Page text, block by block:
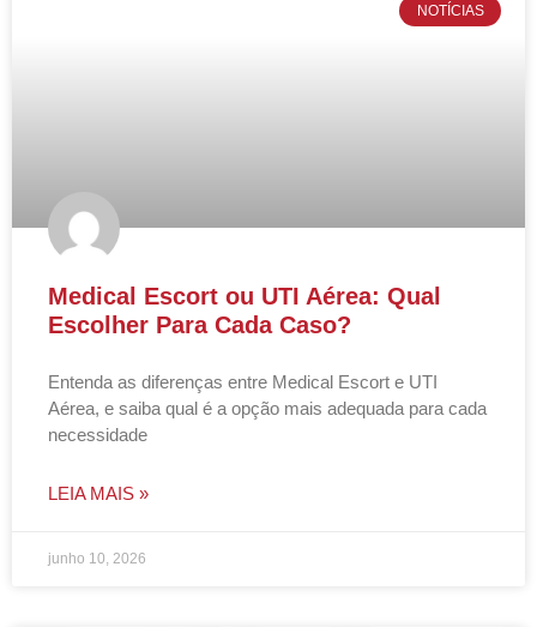
NOTÍCIAS
Medical Escort ou UTI Aérea: Qual
Escolher Para Cada Caso?
Entenda as diferenças entre Medical Escort e UTI
Aérea, e saiba qual é a opção mais adequada para cada
necessidade
LEIA MAIS »
junho 10, 2026